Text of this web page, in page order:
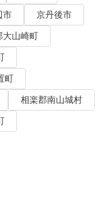
市
京丹後市
大山崎町
町
相楽郡南山城村